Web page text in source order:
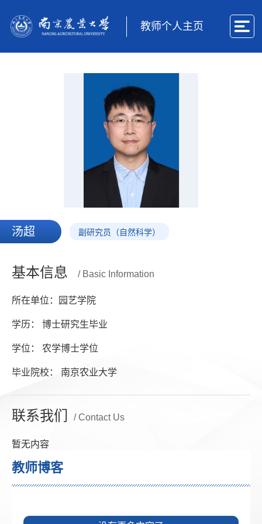
教师个人主页
汤超 副研究员（自然科学）
基本信息 / Basic Information
所在单位：园艺学院
学历： 博士研究生毕业
学位： 农学博士学位
毕业院校： 南京农业大学
联系我们 / Contact Us
暂无内容
教师博客